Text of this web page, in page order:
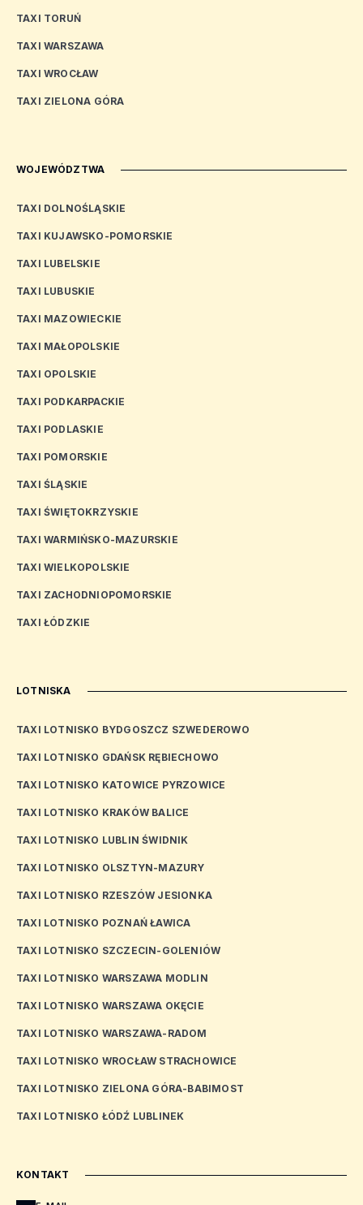
TAXI TORUŃ
TAXI WARSZAWA
TAXI WROCŁAW
TAXI ZIELONA GÓRA
WOJEWÓDZTWA
TAXI DOLNOŚLĄSKIE
TAXI KUJAWSKO-POMORSKIE
TAXI LUBELSKIE
TAXI LUBUSKIE
TAXI MAZOWIECKIE
TAXI MAŁOPOLSKIE
TAXI OPOLSKIE
TAXI PODKARPACKIE
TAXI PODLASKIE
TAXI POMORSKIE
TAXI ŚLĄSKIE
TAXI ŚWIĘTOKRZYSKIE
TAXI WARMIŃSKO-MAZURSKIE
TAXI WIELKOPOLSKIE
TAXI ZACHODNIOPOMORSKIE
TAXI ŁÓDZKIE
LOTNISKA
TAXI LOTNISKO BYDGOSZCZ SZWEDEROWO
TAXI LOTNISKO GDAŃSK RĘBIECHOWO
TAXI LOTNISKO KATOWICE PYRZOWICE
TAXI LOTNISKO KRAKÓW BALICE
TAXI LOTNISKO LUBLIN ŚWIDNIK
TAXI LOTNISKO OLSZTYN-MAZURY
TAXI LOTNISKO RZESZÓW JESIONKA
TAXI LOTNISKO POZNAŃ ŁAWICA
TAXI LOTNISKO SZCZECIN-GOLENIÓW
TAXI LOTNISKO WARSZAWA MODLIN
TAXI LOTNISKO WARSZAWA OKĘCIE
TAXI LOTNISKO WARSZAWA-RADOM
TAXI LOTNISKO WROCŁAW STRACHOWICE
TAXI LOTNISKO ZIELONA GÓRA-BABIMOST
TAXI LOTNISKO ŁÓDŹ LUBLINEK
KONTAKT